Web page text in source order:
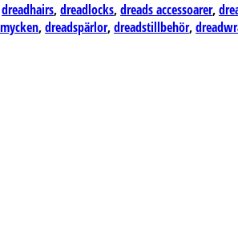
dreadhairs,dreadlocks,dreads accessoarer,
,dreadspärlor,dreadstillbehör,